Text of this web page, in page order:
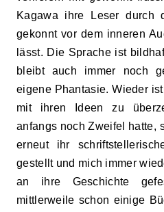
Kagawa ihre Leser durch
gekonnt vor dem inneren
lässt. Die Sprache ist
bleibt auch immer noch
eigene Phantasie. Wieder
mit ihren Ideen zu
anfangs noch Zweifel hatte,
erneut ihr
gestellt und mich immer
an ihre Geschichte
mittlerweile schon einige